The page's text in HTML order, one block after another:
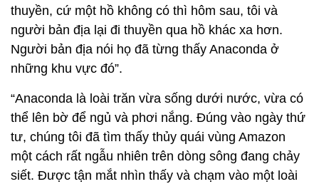
thuyền, cứ một hồ không có thì hôm sau, tôi và
người bản địa lại đi thuyền qua hồ khác xa hơn.
Người bản địa nói họ đã từng thấy Anaconda ở
những khu vực đó”.
“Anaconda là loài trăn vừa sống dưới nước, vừa có
thể lên bờ để ngủ và phơi nắng. Đúng vào ngày thứ
tư, chúng tôi đã tìm thấy thủy quái vùng Amazon
một cách rất ngẫu nhiên trên dòng sông đang chảy
siết. Được tận mắt nhìn thấy và chạm vào một loài